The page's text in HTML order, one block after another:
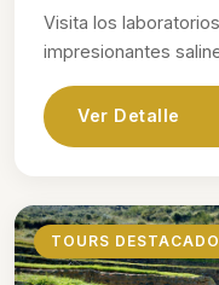
Visita los
impresionantes
Ver Detalle
TOURS